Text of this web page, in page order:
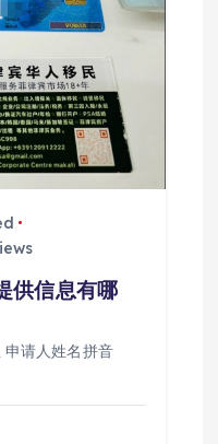
供信息有哪
请人姓名拼音